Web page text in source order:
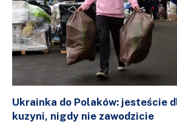
Ukrainka do Polaków: jesteście
kuzyni, nigdy nie zawodzicie